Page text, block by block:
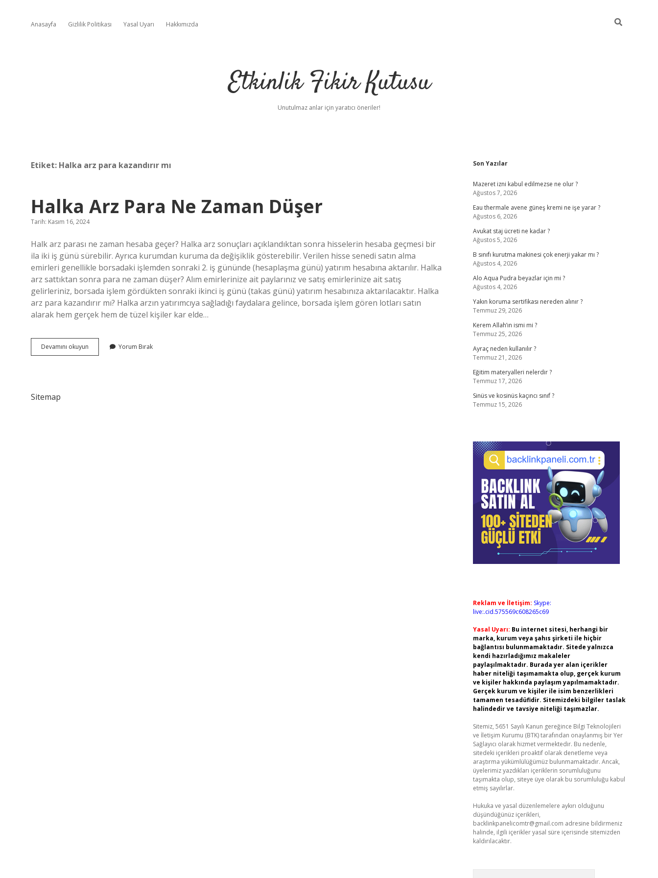
Anasayfa Gizlilik Politikası Yasal Uyarı Hakkımızda
Etkinlik Fikir Kutusu
Unutulmaz anlar için yaratıcı öneriler!
Etiket: Halka arz para kazandırır mı
Halka Arz Para Ne Zaman Düşer
Tarih: Kasım 16, 2024
Halk arz parası ne zaman hesaba geçer? Halka arz sonuçları açıklandıktan sonra hisselerin hesaba geçmesi bir
ila iki iş günü sürebilir. Ayrıca kurumdan kuruma da değişiklik gösterebilir. Verilen hisse senedi satın alma
emirleri genellikle borsadaki işlemden sonraki 2. iş gününde (hesaplaşma günü) yatırım hesabına aktarılır. Halka
arz sattıktan sonra para ne zaman düşer? Alım emirlerinize ait paylarınız ve satış emirlerinize ait satış
gelirleriniz, borsada işlem gördükten sonraki ikinci iş günü (takas günü) yatırım hesabınıza aktarılacaktır. Halka
arz para kazandırır mı? Halka arzın yatırımcıya sağladığı faydalara gelince, borsada işlem gören lotları satın
alarak hem gerçek hem de tüzel kişiler kar elde…
Devamını okuyun
Arz
Yorum Bırak
Sitemap
Sidebar
Son Yazılar
Mazeret izni kabul edilmezse ne olur ?
Ağustos 7, 2026
Eau thermale avene güneş kremi ne işe yarar ?
Ağustos 6, 2026
Avukat staj ücreti ne kadar ?
Ağustos 5, 2026
B sınıfı kurutma makinesi çok enerji yakar mı ?
Ağustos 4, 2026
Alo Aqua Pudra beyazlar için mi ?
Ağustos 4, 2026
Yakın koruma sertifikası nereden alınır ?
Temmuz 29, 2026
Kerem Allah’ın ismi mi ?
Temmuz 25, 2026
Ayraç neden kullanılır ?
Temmuz 21, 2026
Eğitim materyalleri nelerdir ?
Temmuz 17, 2026
Sinüs ve kosinüs kaçıncı sınıf ?
Temmuz 15, 2026
Reklam ve İletişim: Skype:
live:.cid.575569c608265c69
Yasal Uyarı: Bu internet sitesi, herhangi bir
marka, kurum veya şahıs şirketi ile hiçbir
bağlantısı bulunmamaktadır. Sitede yalnızca
kendi hazırladığımız makaleler
paylaşılmaktadır. Burada yer alan içerikler
haber niteliği taşımamakta olup, gerçek kurum
ve kişiler hakkında paylaşım yapılmamaktadır.
Gerçek kurum ve kişiler ile isim benzerlikleri
tamamen tesadüfidir. Sitemizdeki bilgiler taslak
halindedir ve tavsiye niteliği taşımazlar.
Sitemiz, 5651 Sayılı Kanun gereğince Bilgi Teknolojileri
ve İletişim Kurumu (BTK) tarafından onaylanmış bir Yer
Sağlayıcı olarak hizmet vermektedir. Bu nedenle,
sitedeki içerikleri proaktif olarak denetleme veya
araştırma yükümlülüğümüz bulunmamaktadır. Ancak,
üyelerimiz yazdıkları içeriklerin sorumluluğunu
taşımakta olup, siteye üye olarak bu sorumluluğu kabul
etmiş sayılırlar.
Hukuka ve yasal düzenlemelere aykırı olduğunu
düşündüğünüz içerikleri,
backlinkpanelicomtr@gmail.com adresine bildirmeniz
halinde, ilgili içerikler yasal süre içerisinde sitemizden
kaldırılacaktır.